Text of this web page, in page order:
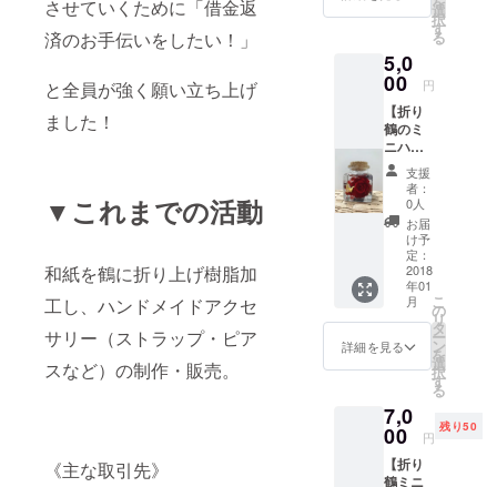
させていくために「借金返
済のお手伝いをしたい！」
と全員が強く願い立ち上げ
ました！
▼これまでの活動
和紙を鶴に折り上げ樹脂加
工し、ハンドメイドアクセ
サリー（ストラップ・ピア
スなど）の制作・販売。
《主な取引先》
す。
のを作
ること
ませ
ん。 世
界にひ
とつだ
けのオ
ンリー
ワン商
品で
す。
（鶴の
大きさ
は約3ｃ
ｍ）
選
択
す
る
5,0
00 円
【折り
鶴のミ
ニハー
バリウ
ム（デ
ザイン
おまか
せ）1
点】 ハ
ンドメ
イドの
ため、
同じも
のを作
ること
ができ
ん。 世
界にひ
とつだ
けのオ
支援
者：
0人
お届
け予
定：
2018
年01
月
詳細を見る
こ
の
リ
タ
ー
ン
を
選
択
す
る
7,0
00 円
残り50
【折り
鶴ミニ